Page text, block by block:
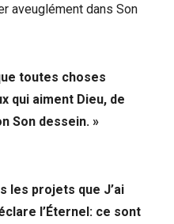
aveuglément dans Son
toutes choses
qui aiment Dieu, de
Son dessein. »
les projets que J’ai
l’Éternel: ce sont